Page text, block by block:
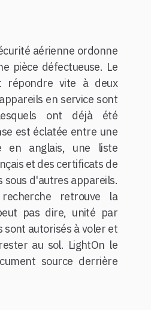
aérienne ordonne
pièce défectueuse. Le
répondre vite à deux
en service sont
ont déjà été
est éclatée entre une
en anglais, une liste
et des certificats de
sous d'autres appareils.
retrouve la
pas dire, unité par
sont autorisés à voler et
au sol. LightOn le
source derrière